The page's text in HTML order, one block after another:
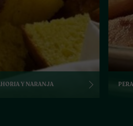
Y NARANJA